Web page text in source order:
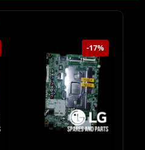
-17%